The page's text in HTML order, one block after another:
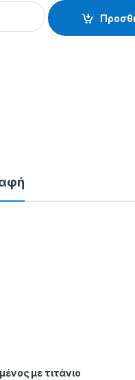
quantity
με τιτάνιο